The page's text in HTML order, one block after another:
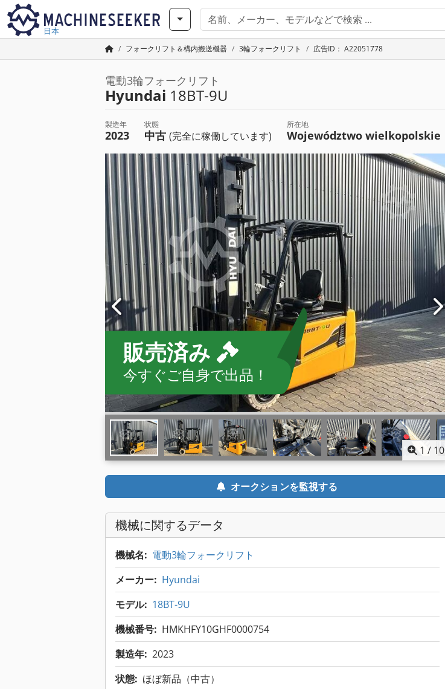
日本
フォークリフト＆構内搬送機器 3輪フォークリフト 広告ID： A22051778
電動3輪フォークリフト
Hyundai 18BT-9U
製造年
2023
状態
中古 (完全に稼働しています)
所在地
Województwo wielkopolskie
販売済み
今すぐご自身で出品！
1 / 10
オークションを監視する
機械に関するデータ
機械名: 電動3輪フォークリフト
メーカー: Hyundai
モデル: 18BT-9U
機械番号: HMKHFY10GHF0000754
製造年: 2023
状態: ほぼ新品（中古）